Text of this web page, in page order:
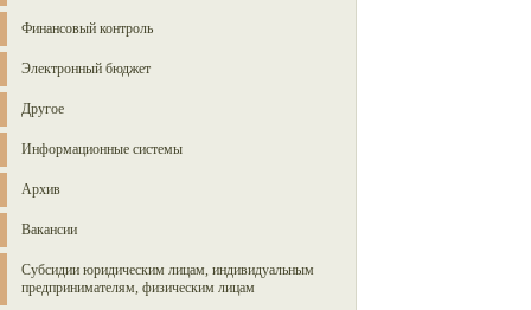
Финансовый контроль
Электронный бюджет
Другое
Информационные системы
Архив
Вакансии
Субсидии юридическим лицам, индивидуальным
предпринимателям, физическим лицам